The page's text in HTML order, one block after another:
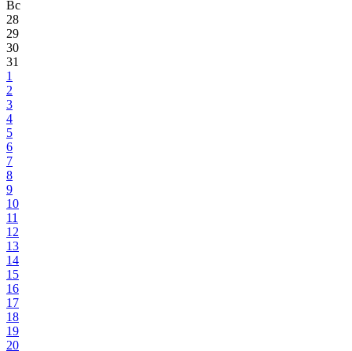
Вс
28
29
30
31
1
2
3
4
5
6
7
8
9
10
11
12
13
14
15
16
17
18
19
20